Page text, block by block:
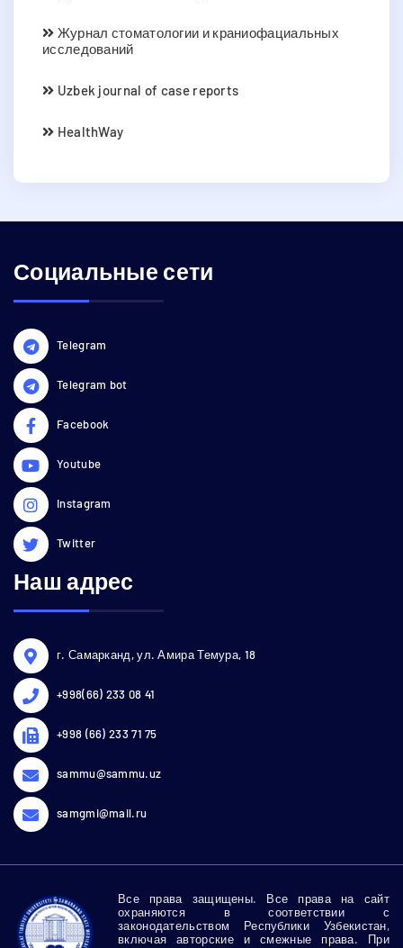
Журнал стоматологии и краниофациальных
исследований
Uzbek journal of case reports
HealthWay
Социальные сети
Telegram
Telegram bot
Facebook
Youtube
Instagram
Twitter
Наш адрес
г. Самарканд, ул. Амира Темура, 18
+998(66) 233 08 41
+998 (66) 233 71 75
sammu@sammu.uz
samgmi@mail.ru
Все права защищены. Все права на сайт
охраняются в соответствии с
законодательством Республики Узбекистан,
включая авторские и смежные права. При